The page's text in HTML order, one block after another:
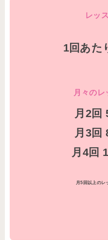
レッ
1回あた
月々のレ
月2回
月3回
月4回
月5回以上のレ